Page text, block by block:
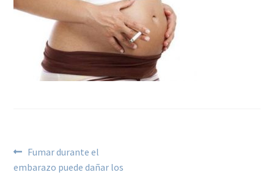
Fumar durante el
embarazo puede dañar los